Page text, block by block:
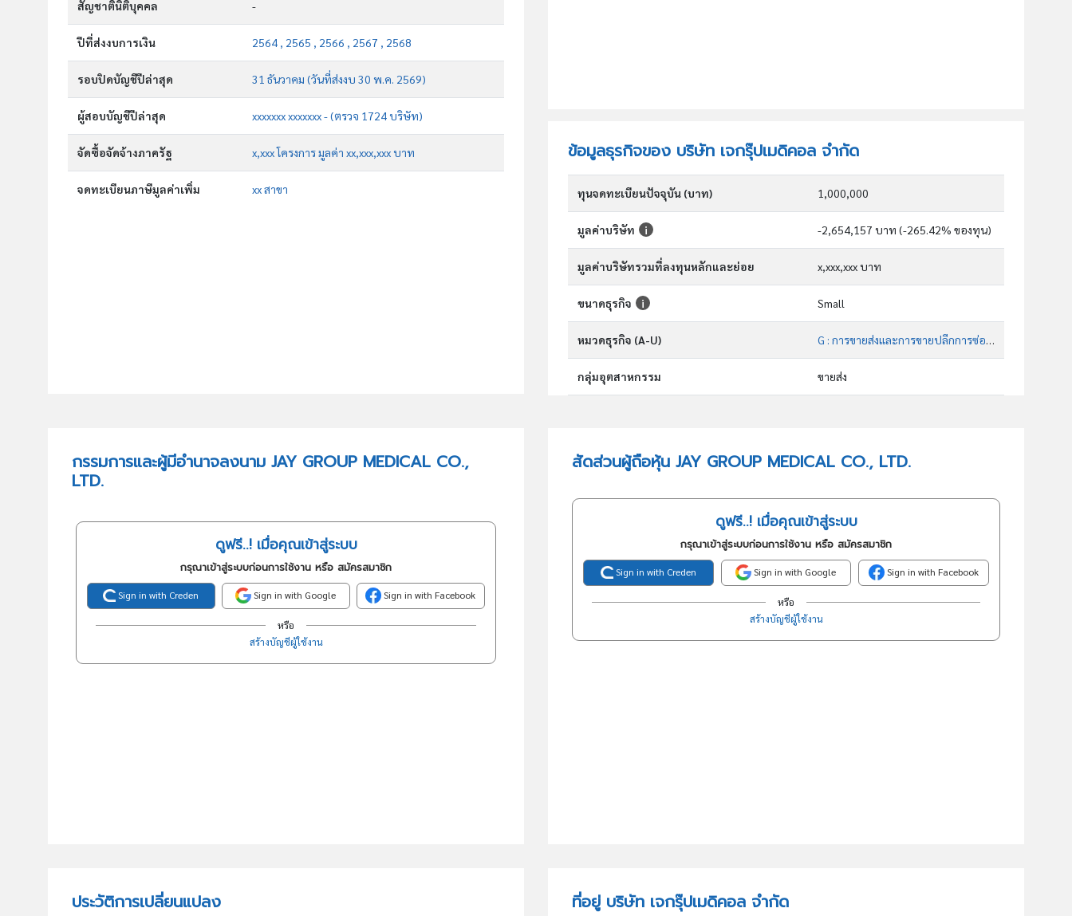
สัญชาตินิติบุคคล -
ปีที่ส่งงบการเงิน 2564 , 2565 , 2566 , 2567 , 2568
รอบปิดบัญชีปีล่าสุด 31 ธันวาคม (วันที่ส่งงบ 30 พ.ค. 2569)
ผู้สอบบัญชีปีล่าสุด xxxxxxx xxxxxxx - (ตรวจ 1724 บริษัท)
จัดซื้อจัดจ้างภาครัฐ x,xxx โครงการ มูลค่า xx,xxx,xxx บาท
จดทะเบียนภาษีมูลค่าเพิ่ม xx สาขา
ข้อมูลธุรกิจของ บริษัท เจกรุ๊ปเมดิคอล จำกัด
ทุนจดทะเบียนปัจจุบัน (บาท) 1,000,000
มูลค่าบริษัท -2,654,157 บาท (-265.42% ของทุน)
มูลค่าบริษัทรวมที่ลงทุนหลักและย่อย x,xxx,xxx บาท
ขนาดธุรกิจ Small
หมวดธุรกิจ (A-U) G : การขายส่งและการขายปลีกการซ่อมยานยนต์และ จักรยานยนต์
กลุ่มอุตสาหกรรม ขายส่ง
กรรมการและผู้มีอำนาจลงนาม JAY GROUP MEDICAL CO.,
LTD.
ดูฟรี..! เมื่อคุณเข้าสู่ระบบ
กรุณาเข้าสู่ระบบก่อนการใช้งาน หรือ สมัครสมาชิก
Sign in with Creden Sign in with Google Sign in with Facebook
หรือ
สร้างบัญชีผู้ใช้งาน
สัดส่วนผู้ถือหุ้น JAY GROUP MEDICAL CO., LTD.
ดูฟรี..! เมื่อคุณเข้าสู่ระบบ
กรุณาเข้าสู่ระบบก่อนการใช้งาน หรือ สมัครสมาชิก
Sign in with Creden Sign in with Google Sign in with Facebook
หรือ
สร้างบัญชีผู้ใช้งาน
ประวัติการเปลี่ยนแปลง ที่อยู่ บริษัท เจกรุ๊ปเมดิคอล จำกัด